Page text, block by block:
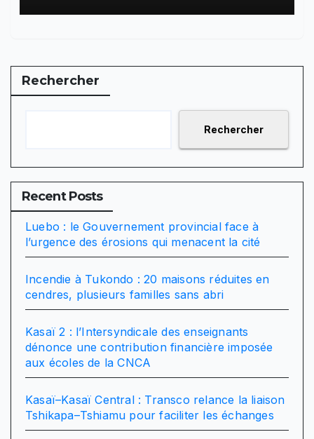
Rechercher
Rechercher
Recent Posts
Luebo : le Gouvernement provincial face à
l’urgence des érosions qui menacent la cité
Incendie à Tukondo : 20 maisons réduites en
cendres, plusieurs familles sans abri
Kasaï 2 : l’Intersyndicale des enseignants
dénonce une contribution financière imposée
aux écoles de la CNCA
Kasaï–Kasaï Central : Transco relance la liaison
Tshikapa–Tshiamu pour faciliter les échanges